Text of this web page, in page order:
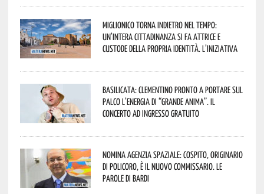
Miglionico torna indietro nel tempo:
un’intera cittadinanza si fa attrice e
custode della propria identità. L’iniziativa
Basilicata: Clementino pronto a portare sul
palco l’energia di “Grande Anima”. Il
concerto ad ingresso gratuito
Nomina Agenzia Spaziale: Cospito, originario
di Policoro, è il nuovo commissario. Le
parole di Bardi